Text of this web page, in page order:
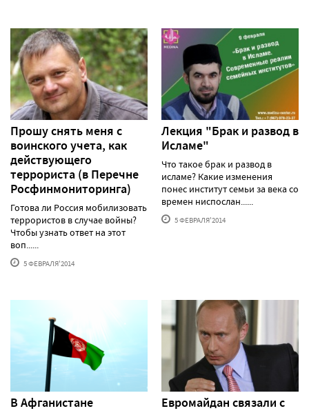
Прошу снять меня с
воинского учета, как
действующего
террориста (в Перечне
Росфинмониторинга)
Готова ли Россия мобилизовать
террористов в случае войны?
Чтобы узнать ответ на этот
воп......
5 ФЕВРАЛЯ'2014
Лекция "Брак и развод в
Исламе"
Что такое брак и развод в
исламе? Какие изменения
понес институт семьи за века со
времен ниспослан......
5 ФЕВРАЛЯ'2014
В Афганистане
Евромайдан связали с